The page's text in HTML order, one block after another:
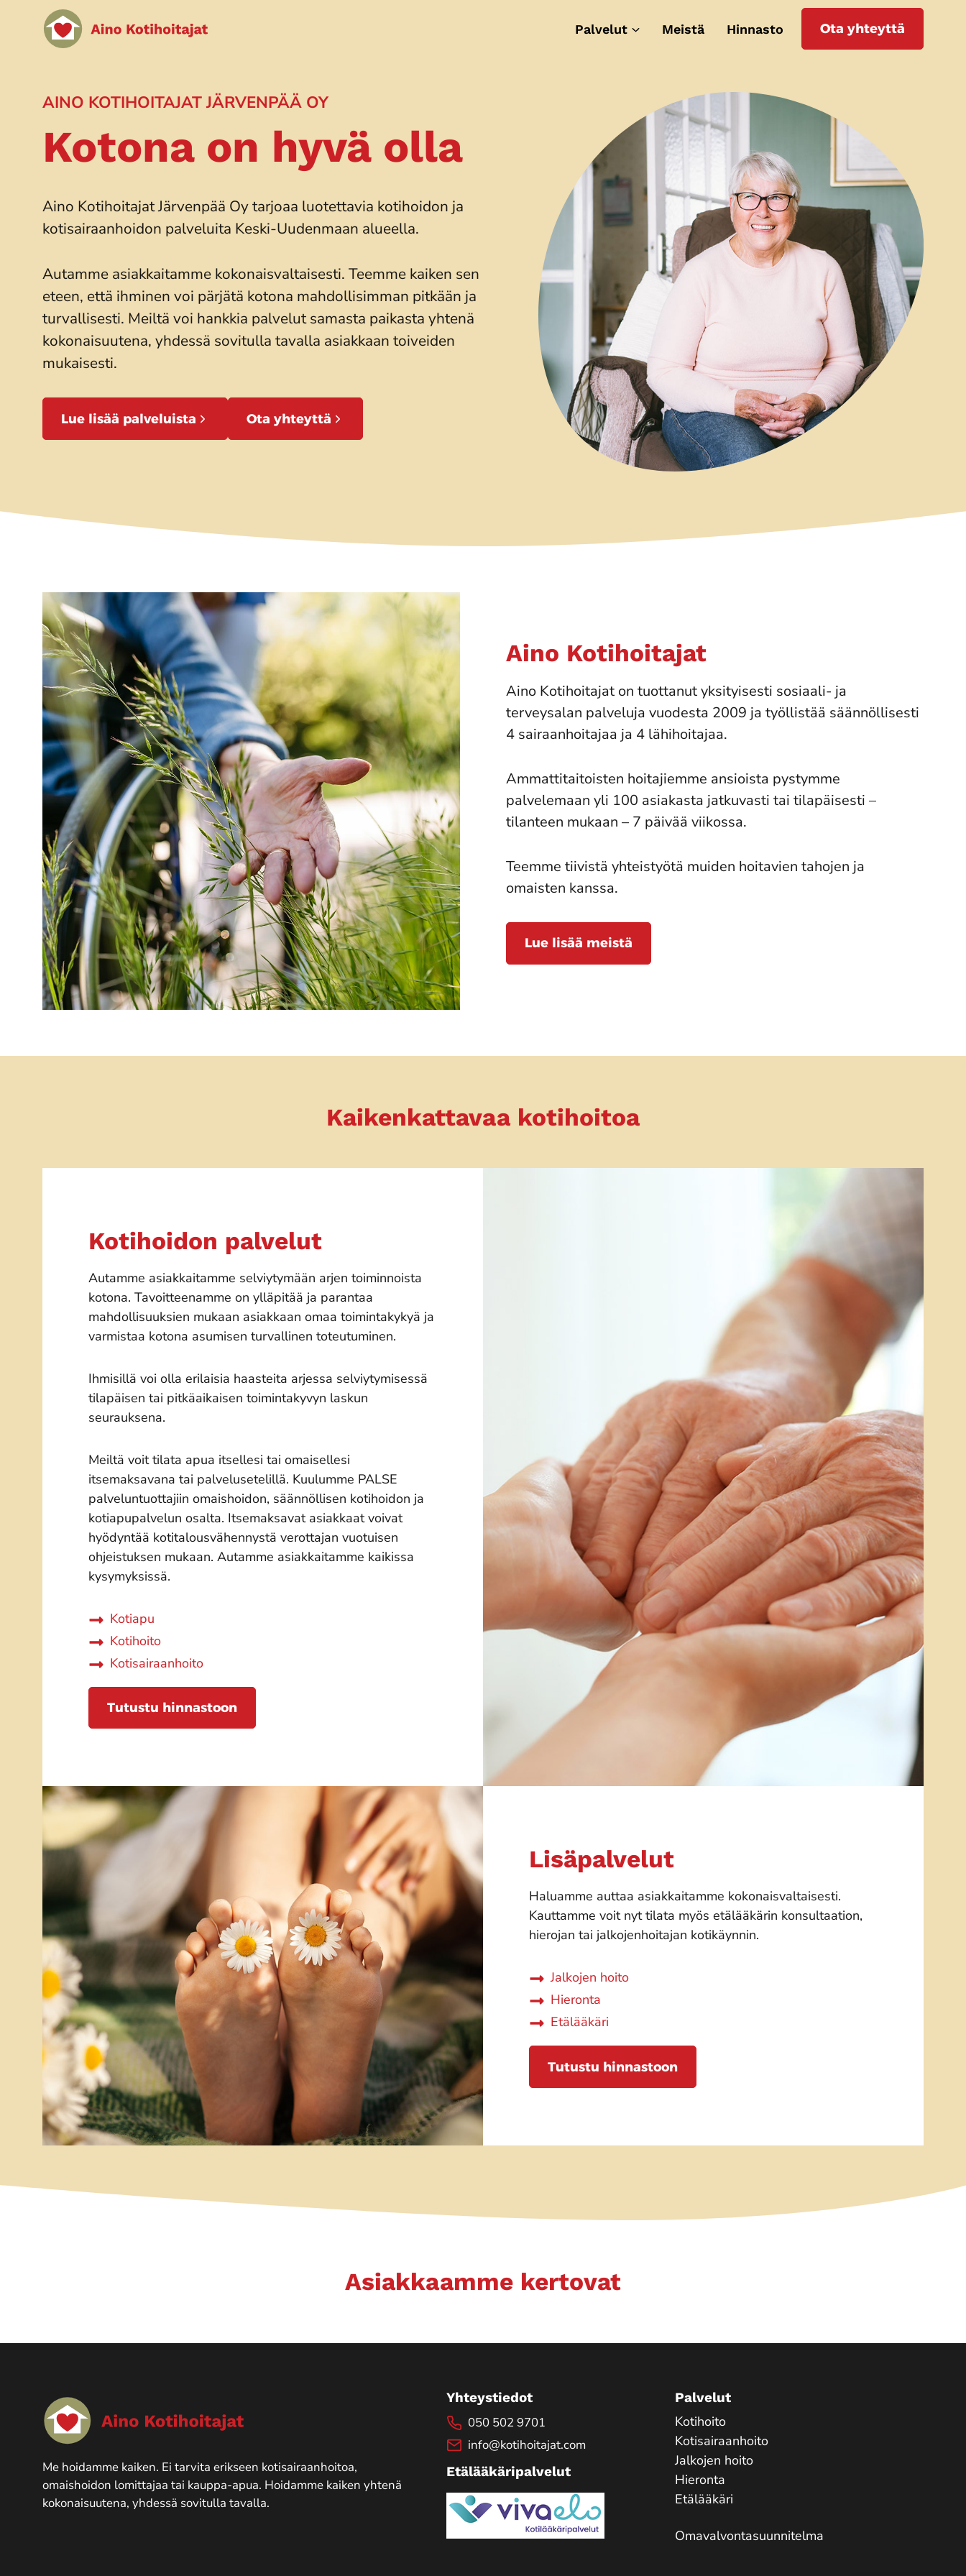
sisältöön
Palvelut Meistä Hinnasto Ota yhteyttä
AINO KOTIHOITAJAT JÄRVENPÄÄ OY
Kotona on hyvä olla
Aino Kotihoitajat Järvenpää Oy tarjoaa luotettavia kotihoidon ja
kotisairaanhoidon palveluita Keski-Uudenmaan alueella.
Autamme asiakkaitamme kokonaisvaltaisesti. Teemme kaiken sen
eteen, että ihminen voi pärjätä kotona mahdollisimman pitkään ja
turvallisesti. Meiltä voi hankkia palvelut samasta paikasta yhtenä
kokonaisuutena, yhdessä sovitulla tavalla asiakkaan toiveiden
mukaisesti.
Lue lisää palveluista Ota yhteyttä
Aino Kotihoitajat
Aino Kotihoitajat on tuottanut yksityisesti sosiaali- ja
terveysalan palveluja vuodesta 2009 ja työllistää säännöllisesti
4 sairaanhoitajaa ja 4 lähihoitajaa.
Ammattitaitoisten hoitajiemme ansioista pystymme
palvelemaan yli 100 asiakasta jatkuvasti tai tilapäisesti –
tilanteen mukaan – 7 päivää viikossa.
Teemme tiivistä yhteistyötä muiden hoitavien tahojen ja
omaisten kanssa.
Lue lisää meistä
Kaikenkattavaa kotihoitoa
Kotihoidon palvelut
Autamme asiakkaitamme selviytymään arjen toiminnoista
kotona. Tavoitteenamme on ylläpitää ja parantaa
mahdollisuuksien mukaan asiakkaan omaa toimintakykyä ja
varmistaa kotona asumisen turvallinen toteutuminen.
Ihmisillä voi olla erilaisia haasteita arjessa selviytymisessä
tilapäisen tai pitkäaikaisen toimintakyvyn laskun
seurauksena.
Meiltä voit tilata apua itsellesi tai omaisellesi
itsemaksavana tai palvelusetelillä. Kuulumme PALSE
palveluntuottajiin omaishoidon, säännöllisen kotihoidon ja
kotiapupalvelun osalta. Itsemaksavat asiakkaat voivat
hyödyntää kotitalousvähennystä verottajan vuotuisen
ohjeistuksen mukaan. Autamme asiakkaitamme kaikissa
kysymyksissä.
Kotiapu
Kotihoito
Kotisairaanhoito
Tutustu hinnastoon
Lisäpalvelut
Haluamme auttaa asiakkaitamme kokonaisvaltaisesti.
Kauttamme voit nyt tilata myös etälääkärin konsultaation,
hierojan tai jalkojenhoitajan kotikäynnin.
Jalkojen hoito
Hieronta
Etälääkäri
Tutustu hinnastoon
Asiakkaamme kertovat
Me hoidamme kaiken. Ei tarvita erikseen kotisairaanhoitoa,
omaishoidon lomittajaa tai kauppa-apua. Hoidamme kaiken yhtenä
kokonaisuutena, yhdessä sovitulla tavalla.
Yhteystiedot
050 502 9701
info@kotihoitajat.com
Etälääkäripalvelut
Palvelut
Kotihoito
Kotisairaanhoito
Jalkojen hoito
Hieronta
Etälääkäri
Omavalvontasuunnitelma